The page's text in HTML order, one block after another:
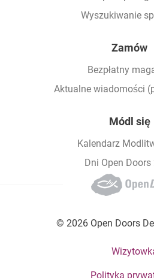
Wyszukiwanie
Zamów
Bezpłatny
Aktualne wiadomości
Módl się
Kalendarz
Dni Open Doors
© 2026 Open Doors
Footer bottom menu
Polityka